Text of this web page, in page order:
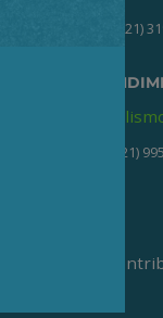
(21)
(21)
vive da